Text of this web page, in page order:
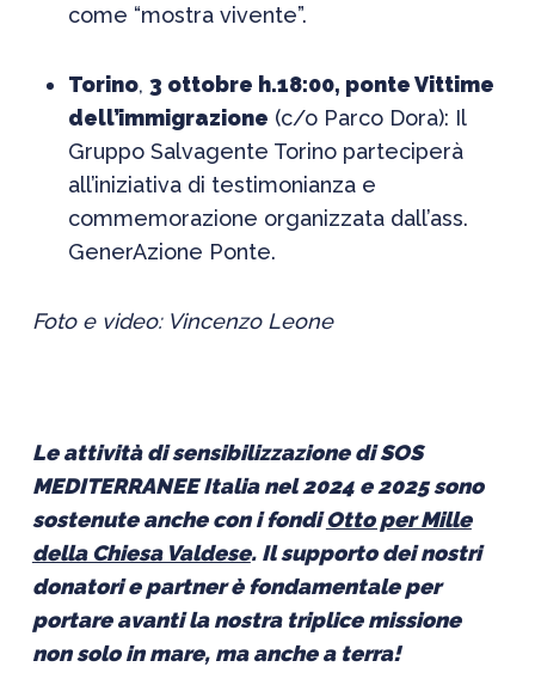
come “mostra vivente”.
Torino, 3 ottobre h.18:00, ponte Vittime
dell’immigrazione (c/o Parco Dora): Il
Gruppo Salvagente Torino parteciperà
all’iniziativa di testimonianza e
commemorazione organizzata dall’ass.
GenerAzione Ponte.
Foto e video: Vincenzo Leone
Le attività di sensibilizzazione di SOS
MEDITERRANEE Italia nel 2024 e 2025 sono
sostenute anche con i fondiOtto per Mille
della Chiesa Valdese. Il supporto dei nostri
donatori e partner è fondamentale per
portare avanti la nostra triplice missione
non solo in mare, ma anche a terra!